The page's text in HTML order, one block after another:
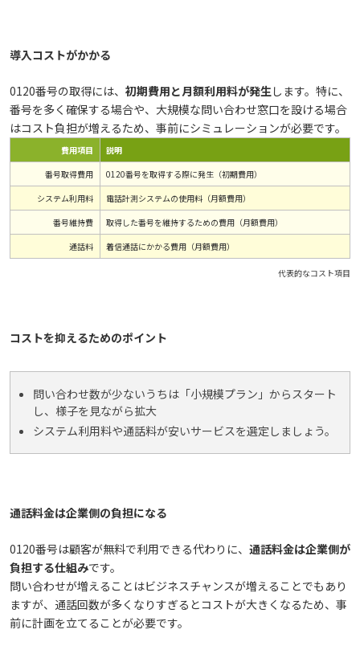
導入コストがかかる
0120番号の取得には、 初期費用と月額利用料が発生 します。特に、
番号を多く確保する場合や、大規模な問い合わせ窓口を設ける場合
はコスト負担が増えるため、事前にシミュレーションが必要です。
費用項目
説明
番号取得費用
0120番号を取得する際に発生（初期費用）
システム利用料
電話計測システムの使用料（月額費用）
番号維持費
取得した番号を維持するための費用（月額費用）
通話料
着信通話にかかる費用（月額費用）
代表的なコスト項目
コストを抑えるためのポイント
問い合わせ数が少ないうちは「小規模プラン」からスタート
し、様子を見ながら拡大
システム利用料や通話料が安いサービスを選定しましょう。
通話料金は企業側の負担になる
0120番号は顧客が無料で利用できる代わりに、 通話料金は企業側が
負担する仕組みです。
問い合わせが増えることはビジネスチャンスが増えることでもあり
ますが、通話回数が多くなりすぎるとコストが大きくなるため、事
前に計画を立てることが必要です。